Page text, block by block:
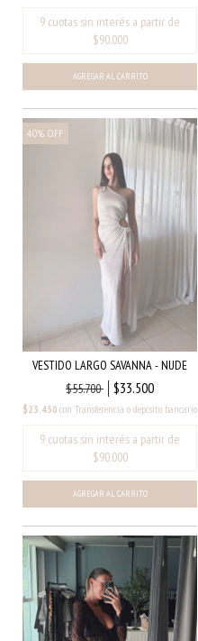
40% OFF
VESTIDO LARGO SAVANNA - NUDE
$55.700
$33.500
$23.450 con Transferencia o depósito bancario